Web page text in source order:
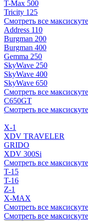
T-Max 500
Tricity 125
Смотреть все
Address 110
Burgman 200
Burgman 400
Gemma 250
SkyWave 250
SkyWave 400
SkyWave 650
Смотреть все
C650GT
Смотреть все
X-1
XDV TRAVELER
GRIDO
XDV 300Si
Смотреть все
T-15
T-16
Z-1
X-MAX
Смотреть все
Смотреть все